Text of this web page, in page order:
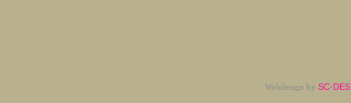
Webdesign by SC-